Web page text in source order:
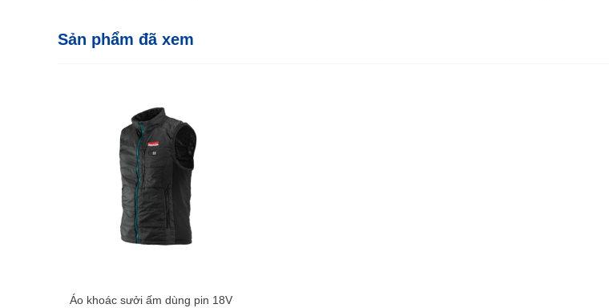
Sản phẩm đã xem
Áo khoác sưởi ấm dùng pin 18V